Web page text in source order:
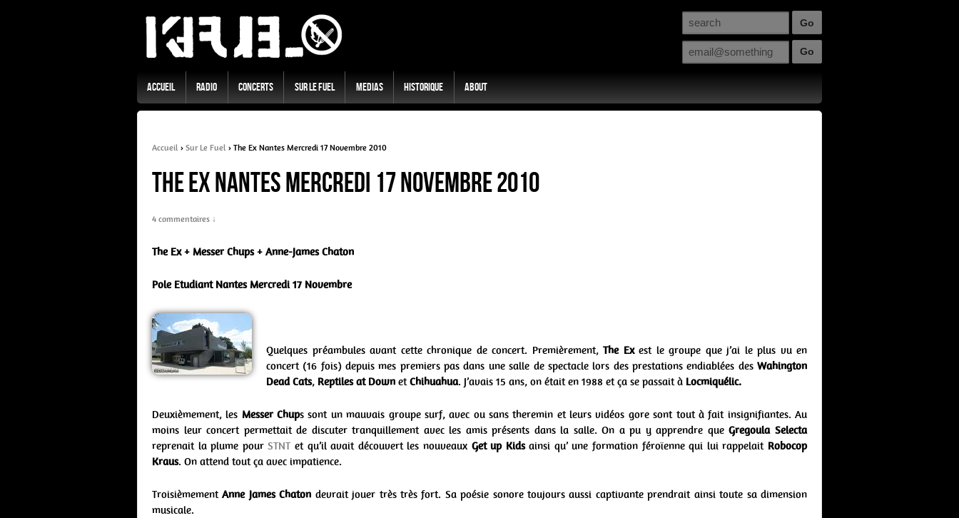
Accueil Radio Concerts Sur Le Fuel Medias Historique About
Accueil › Sur Le Fuel › The Ex Nantes Mercredi 17 Novembre 2010
The Ex Nantes Mercredi 17 Novembre 2010
4 commentaires ↓
The Ex + Messer Chups + Anne-James Chaton
Pole Etudiant Nantes Mercredi 17 Novembre
Quelques préambules avant cette chronique de concert. Premièrement, The Exest le groupe que j’ai le plus vu en
concert (16 fois) depuis mes premiers pas dans une salle de spectacle lors des prestations endiablées des Wahington
Dead Cats, Reptiles at Down etChihuahua. J’avais 15 ans, on était en 1988 et ça se passait à Locmiquélic.
Deuxièmement, les Messer Chups sont un mauvais groupe surf, avec ou sans theremin et leurs vidéos gore sont tout à fait insignifiantes. Au
moins leur concert permettait de discuter tranquillement avec les amis présents dans la salle. On a pu y apprendre queGregoula Selecta
reprenait la plume pour STNT et qu’il avait découvert les nouveaux Get up Kidsainsi qu’ une formation féroïenne qui lui rappelait Robocop
Kraus. On attend tout ça avec impatience.
TroisièmementAnne James Chaton devrait jouer très très fort. Sa poésie sonore toujours aussi captivante prendrait ainsi toute sa dimension
musicale.